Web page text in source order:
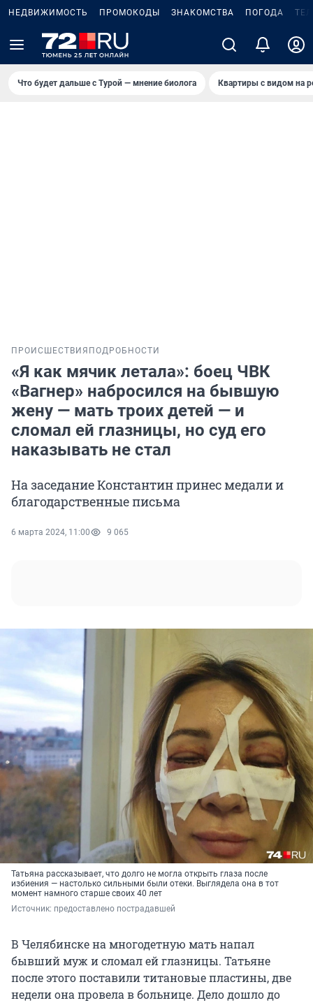
НЕДВИЖИМОСТЬ ПРОМОКОДЫ ЗНАКОМСТВА ПОГОДА
Что будет дальше с Турой — мнение биолога Квартиры с видом на
ПРОИСШЕСТВИЯ ПОДРОБНОСТИ
«Я как мячик летала»: боец ЧВК
«Вагнер» набросился на бывшую
жену — мать троих детей — и
сломал ей глазницы, но суд его
наказывать не стал
На заседание Константин принес медали и
благодарственные письма
6 марта 2024, 11:00 9 065
Татьяна рассказывает, что долго не могла открыть глаза после
избиения — настолько сильными были отеки. Выглядела она в тот
момент намного старше своих 40 лет
Источник: предоставлено пострадавшей
В Челябинске на многодетную мать напал
бывший муж и сломал ей глазницы. Татьяне
после этого поставили титановые пластины, две
недели она провела в больнице. Дело дошло до